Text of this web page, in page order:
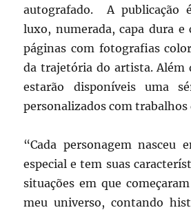
autografado. A publicação
luxo, numerada, capa dura e
páginas com fotografias
da trajetória do artista. Além
estarão disponíveis uma
personalizados com
“Cada personagem nasceu
especial e tem suas
situações em que
meu universo, contando